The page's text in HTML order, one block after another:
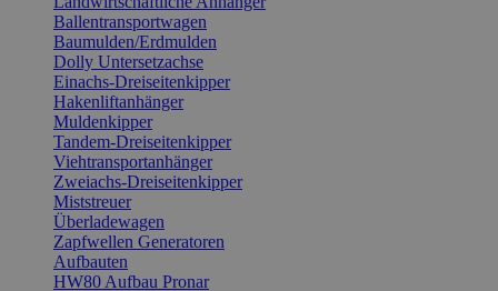
Ballentransportwagen
Baumulden/Erdmulden
Dolly Untersetzachse
Einachs-Dreiseitenkipper
Hakenliftanhänger
Muldenkipper
Tandem-Dreiseitenkipper
Viehtransportanhänger
Zweiachs-Dreiseitenkipper
Miststreuer
Überladewagen
Zapfwellen Generatoren
Aufbauten
HW80 Aufbau Pronar